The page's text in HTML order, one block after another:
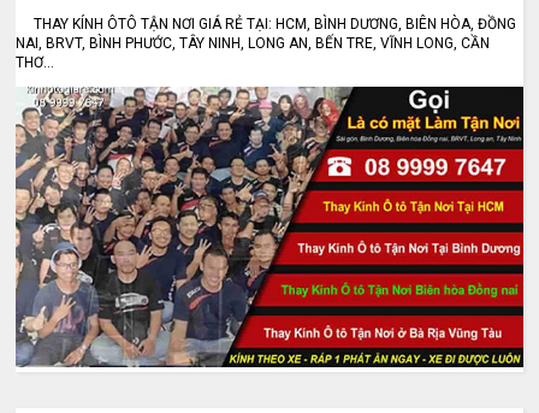
THAY KÍNH ÔTÔ TẬN NƠI GIÁ RẺ TẠI: HCM, BÌNH DƯƠNG, BIÊN HÒA, ĐỒNG
NAI, BRVT, BÌNH PHƯỚC, TÂY NINH, LONG AN, BẾN TRE, VĨNH LONG, CẦN
THƠ...